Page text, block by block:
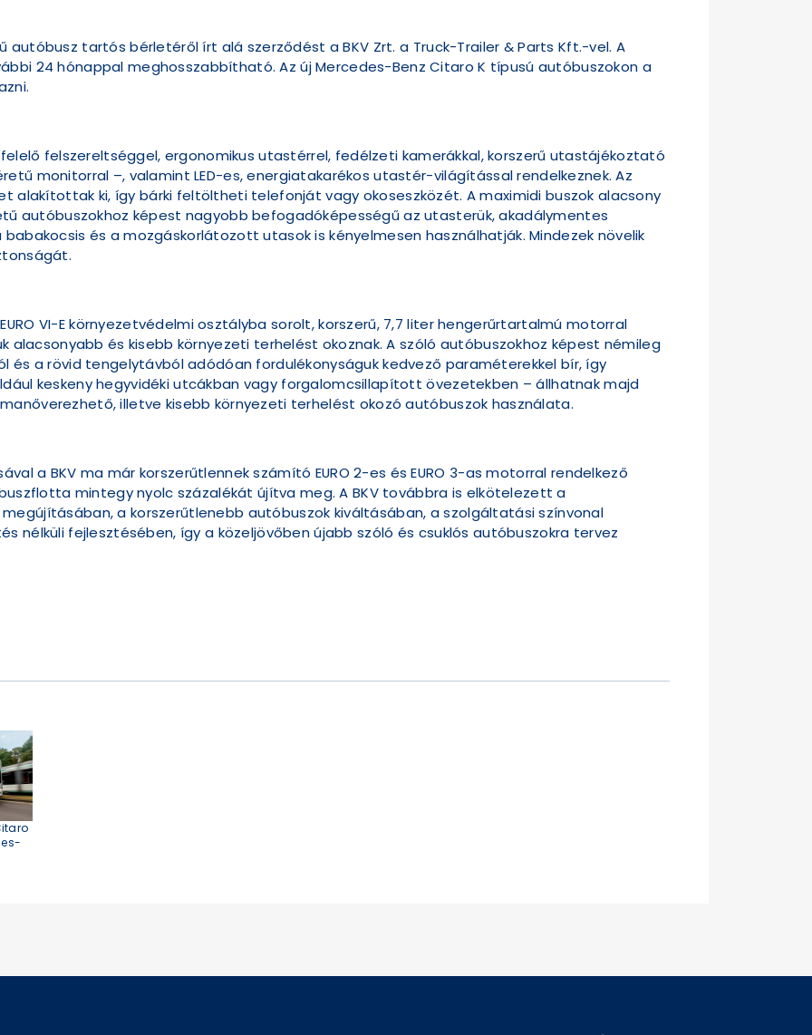
tartós bérletéről írt alá szerződést a BKV Zrt. a Truck-Trailer & Parts Kft.-vel. A
24 hónappal meghosszabbítható. Az új Mercedes-Benz Citaro K típusú autóbuszokon a
felszereltséggel, ergonomikus utastérrel, fedélzeti kamerákkal, korszerű utastájékoztató
monitorral –, valamint LED-es, energiatakarékos utastér-világítással rendelkeznek. Az
alakítottak ki, így bárki feltöltheti telefonját vagy okoseszközét. A maximidi buszok alacsony
autóbuszokhoz képest nagyobb befogadóképességű az utasterük, akadálymentes
és a mozgáskorlátozott utasok is kényelmesen használhatják. Mindezek növelik
VI-E környezetvédelmi osztályba sorolt, korszerű, 7,7 liter hengerűrtartalmú motorral
és kisebb környezeti terhelést okoznak. A szóló autóbuszokhoz képest némileg
és a rövid tengelytávból adódóan fordulékonyságuk kedvező paraméterekkel bír, így
keskeny hegyvidéki utcákban vagy forgalomcsillapított övezetekben – állhatnak majd
illetve kisebb környezeti terhelést okozó autóbuszok használata.
a BKV ma már korszerűtlennek számító EURO 2-es és EURO 3-as motorral rendelkező
mintegy nyolc százalékát újítva meg. A BKV továbbra is elkötelezett a
megújításában, a korszerűtlenebb autóbuszok kiváltásában, a szolgáltatási színvonal
nélküli fejlesztésében, így a közeljövőben újabb szóló és csuklós autóbuszokra tervez